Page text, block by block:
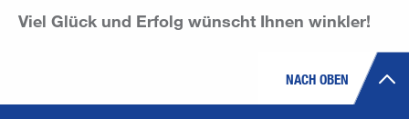
Viel Glück und Erfolg wünscht Ihnen winkler!
NACH OBEN